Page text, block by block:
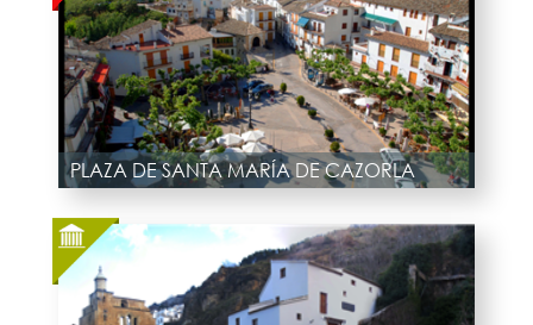
PLAZA DE SANTA MARÍA DE CAZORLA